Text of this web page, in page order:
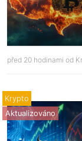
před 20 hodinami od
Aktualizováno
Krypto